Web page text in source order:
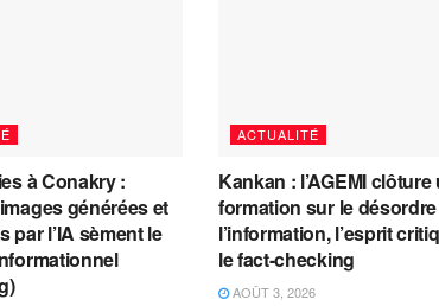
à Conakry :
générées et
par l’IA sèment le
ACTUALITÉ
Kankan : l’AGEMI clôture
formation sur le
l’information, l’esprit
le fact-checking
AOÛT 3, 2026